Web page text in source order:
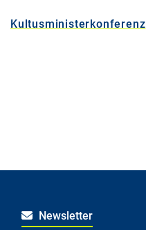
Kultusministerkonferenz
Newsletter